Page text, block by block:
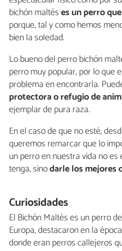
bichón maltéses un perro que
porque, tal y como hemos
bien la soledad.
Lo bueno del perro bichón
perro muy popular, por lo que
problema en encontrarla.
protectora o refugio de
ejemplar de pura raza.
En el caso de que no esté,
queremos remarcar que lo
un perro en nuestra vida no
tenga, sinodarle los mejores
Curiosidades
El Bichón Maltés es un perro
Europa, destacaron en la
donde eran perros callejeros